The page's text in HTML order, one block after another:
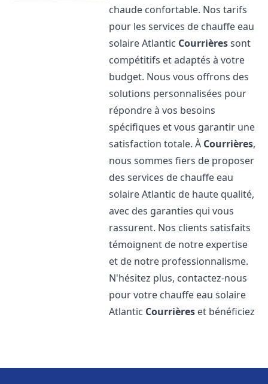
chaude confortable. Nos tarifs
pour les services de chauffe eau
solaire Atlantic Courrièressont
compétitifs et adaptés à votre
budget. Nous vous offrons des
solutions personnalisées pour
répondre à vos besoins
spécifiques et vous garantir une
satisfaction totale. À Courrières,
nous sommes fiers de proposer
des services de chauffe eau
solaire Atlantic de haute qualité,
avec des garanties qui vous
rassurent. Nos clients satisfaits
témoignent de notre expertise
et de notre professionnalisme.
N'hésitez plus, contactez-nous
pour votre chauffe eau solaire
Atlantic Courrières et bénéficiez